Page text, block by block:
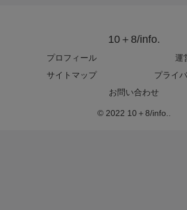
10＋8/info.
プロフィール
運
サイトマップ
プライ
お問い合わせ
© 2022 10＋8/info..